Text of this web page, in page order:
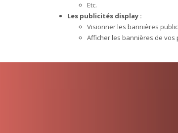
Etc.
Les publicités display :
Visionner les bannières
Afficher les bannières de vos